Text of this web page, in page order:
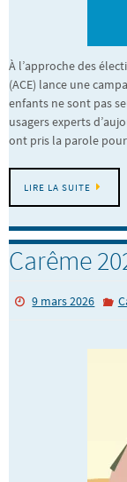
À l’approche des
(ACE) lance une
enfants ne sont pas
usagers experts
ont pris la parole
LIRE LA SUITE
Carême
9 mars 2026